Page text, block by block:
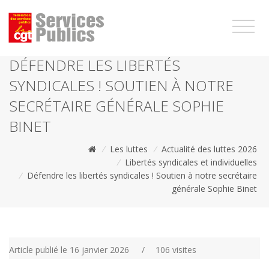
DÉFENDRE LES LIBERTÉS
SYNDICALES ! SOUTIEN À NOTRE
SECRÉTAIRE GÉNÉRALE SOPHIE
BINET
/ Les luttes / Actualité des luttes 2026
/ Libertés syndicales et individuelles
/ Défendre les libertés syndicales ! Soutien à notre secrétaire
générale Sophie Binet
Article publié le 16 janvier 2026 / 106 visites